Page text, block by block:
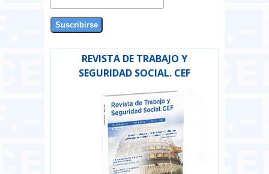
REVISTA DE TRABAJO Y
SEGURIDAD SOCIAL. CEF